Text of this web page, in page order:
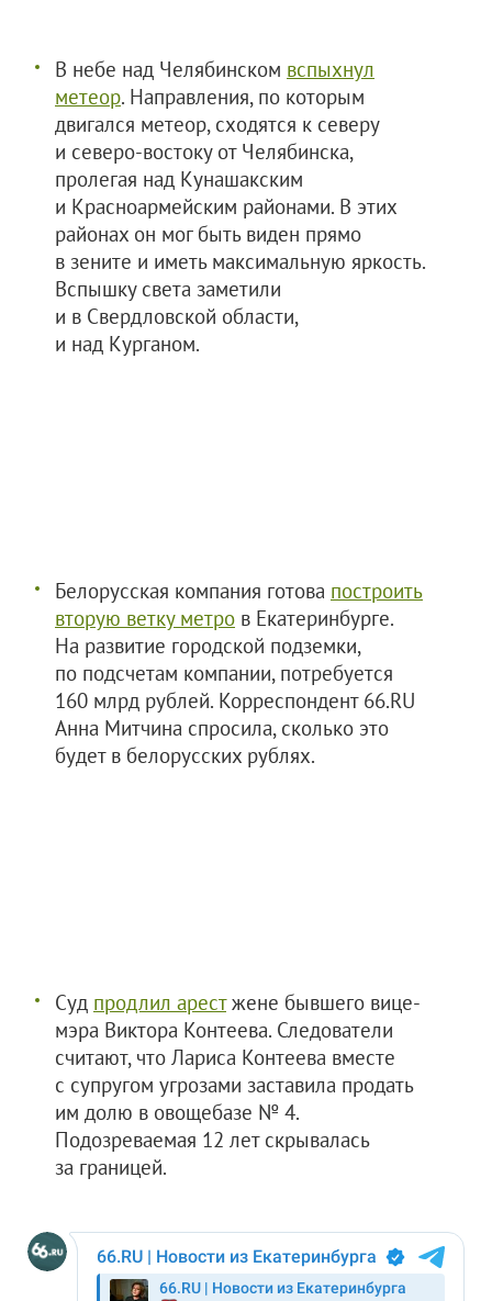
В небе над Челябинском вспыхнул
метеор. Направления, по которым
двигался метеор, сходятся к северу
и северо-востоку от Челябинска,
пролегая над Кунашакским
и Красноармейским районами. В этих
районах он мог быть виден прямо
в зените и иметь максимальную яркость.
Вспышку света заметили
и в Свердловской области,
и над Курганом.
Белорусская компания готова построить
вторую ветку метро в Екатеринбурге.
На развитие городской подземки,
по подсчетам компании, потребуется
160 млрд рублей. Корреспондент 66.RU
Анна Митчина спросила, сколько это
будет в белорусских рублях.
Суд продлил арестжене бывшего вице-
мэра Виктора Контеева. Следователи
считают, что Лариса Контеева вместе
с супругом угрозами заставила продать
им долю в овощебазе № 4.
Подозреваемая 12 лет скрывалась
за границей.